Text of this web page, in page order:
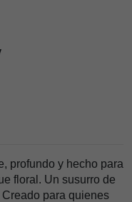
profundo y hecho para
floral. Un susurro de
para quienes